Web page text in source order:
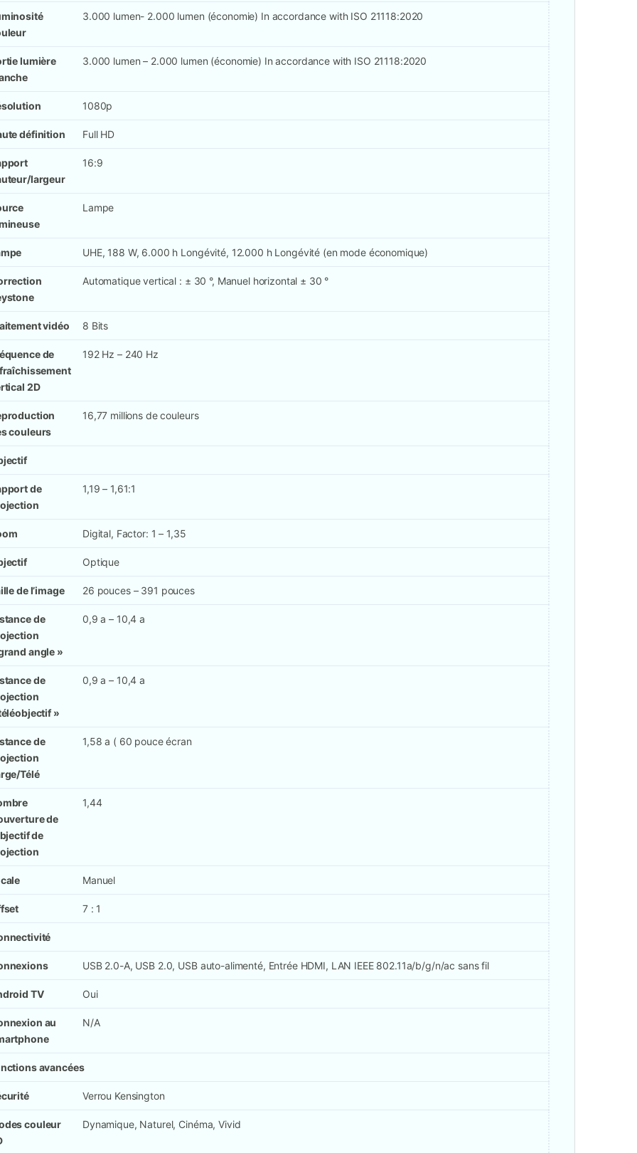
3.000 lumen- 2.000 lumen (économie) In accordance with ISO 21118:2020
lumière
3.000 lumen – 2.000 lumen (économie) In accordance with ISO 21118:2020
1080p
définition Full HD
largeur
16:9
Lampe
UHE, 188 W, 6.000 h Longévité, 12.000 h Longévité (en mode économique)
Automatique vertical : ± 30 °, Manuel horizontal ± 30 °
vidéo 8 Bits
de
2D
192 Hz – 240 Hz
couleurs
16,77 millions de couleurs
de
1,19 – 1,61:1
Digital, Factor: 1 – 1,35
Optique
de l’image 26 pouces – 391 pouces
de
angle »
0,9 a – 10,4 a
de
»
0,9 a – 10,4 a
de
Télé
1,58 a ( 60 pouce écran
de
de
1,44
Manuel
7 : 1
USB 2.0-A, USB 2.0, USB auto-alimenté, Entrée HDMI, LAN IEEE 802.11a/b/g/n/ac sans fil
TV Oui
au
N/A
avancées
Verrou Kensington
couleur
Dynamique, Naturel, Cinéma, Vivid